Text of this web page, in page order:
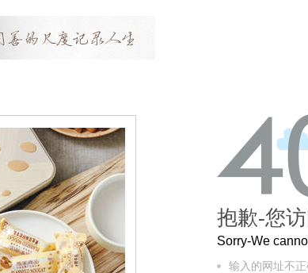
抱歉-您
Sorry-We
输入的网址不正